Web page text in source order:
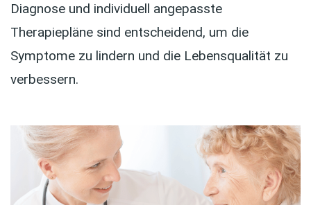
Diagnose und individuell angepasste
Therapiepläne sind entscheidend, um die
Symptome zu lindern und die Lebensqualität zu
verbessern.